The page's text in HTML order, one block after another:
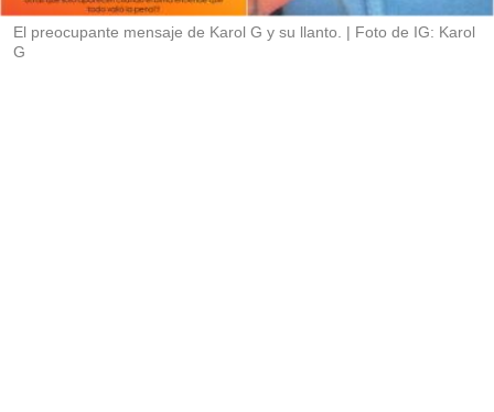
r
El preocupante mensaje de Karol G y su llanto.
Foto de IG: Karol
G